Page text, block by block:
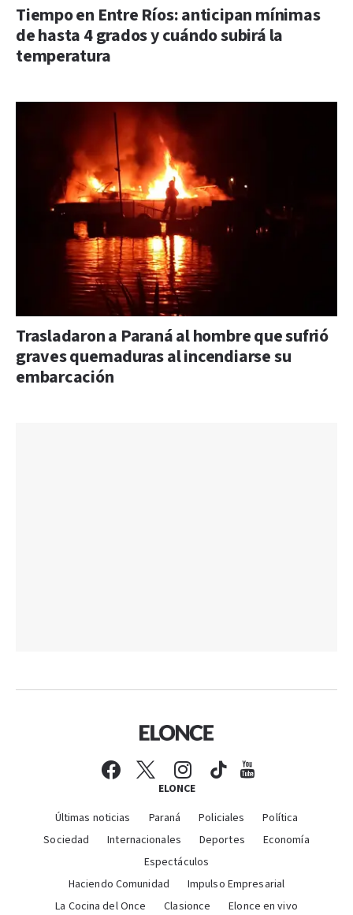
Tiempo en Entre Ríos: anticipan mínimas
de hasta 4 grados y cuándo subirá la
temperatura
Trasladaron a Paraná al hombre que sufrió
graves quemaduras al incendiarse su
embarcación
ELONCE
Últimas noticias Paraná Policiales
Política
Sociedad
Internacionales Deportes
Economía
Espectáculos
Haciendo Comunidad
Impulso Empresarial
La Cocina del Once
Clasionce Elonce en vivo